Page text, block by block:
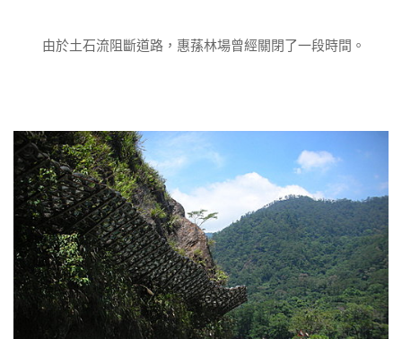
由於土石流阻斷道路，惠蓀林場曾經關閉了一段時間。